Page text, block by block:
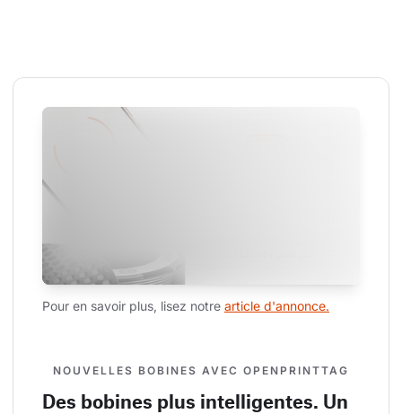
Pour en savoir plus, lisez notre article d'annonce.
NOUVELLES BOBINES AVEC OPENPRINTTAG
Des bobines plus intelligentes. Un